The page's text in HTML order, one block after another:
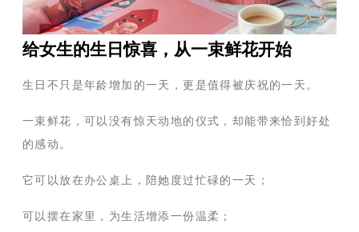
给女生的生日惊喜，从一束鲜花开始
生日不只是年龄增加的一天，更是值得被庆祝的一天。
一束鲜花，可以没有惊天动地的仪式，却能带来恰到好处
的感动。
它可以放在办公桌上，陪她度过忙碌的一天；
可以摆在家里，为生活增添一份温柔；